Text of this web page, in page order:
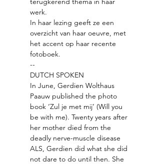
werk.
In haar lezing geeft ze een
overzicht van haar oeuvre, met
het accent op haar recente
fotoboek.
--
DUTCH SPOKEN
In June, Gerdien Wolthaus
Paauw published the photo
book ‘Zul je met mij’ (Will you
be with me). Twenty years after
her mother died from the
deadly nerve-muscle disease
ALS, Gerdien did what she did
not dare to do until then. She